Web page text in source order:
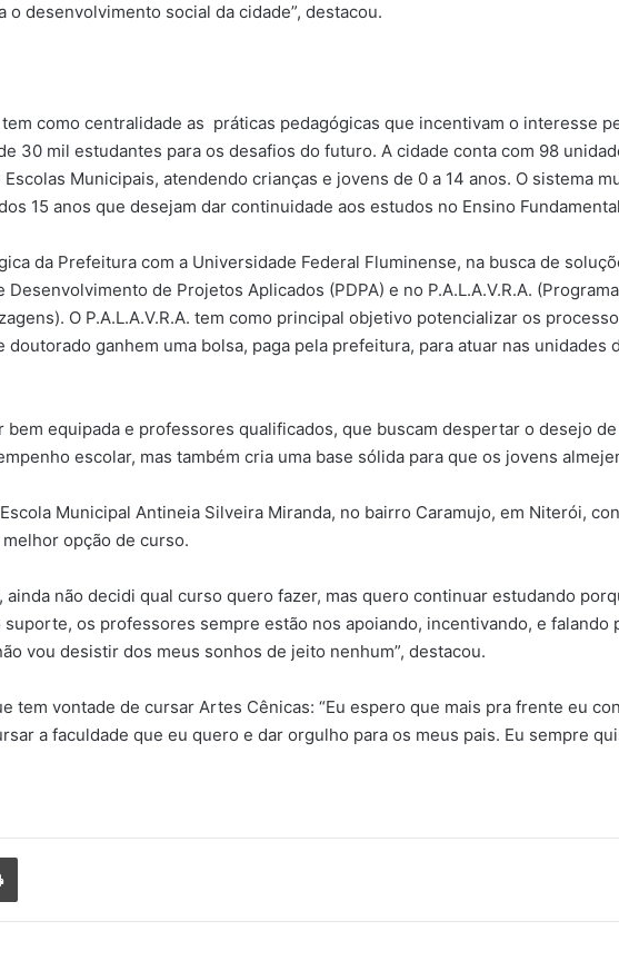
desenvolvimento social da cidade”, destacou.
como centralidade as práticas pedagógicas que incentivam o interesse
30 mil estudantes para os desafios do futuro. A cidade conta com 98
Municipais, atendendo crianças e jovens de 0 a 14 anos. O sistema
15 anos que desejam dar continuidade aos estudos no Ensino
da Prefeitura com a Universidade Federal Fluminense, na busca de
de Projetos Aplicados (PDPA) e no P.A.L.A.V.R.A.
O P.A.L.A.V.R.A. tem como principal objetivo potencializar os
ganhem uma bolsa, paga pela prefeitura, para atuar nas unidades
equipada e professores qualificados, que buscam despertar o desejo
escolar, mas também cria uma base sólida para que os jovens
Municipal Antineia Silveira Miranda, no bairro Caramujo, em Niterói,
opção de curso.
ainda não decidi qual curso quero fazer, mas quero continuar estudando
suporte, os professores sempre estão nos apoiando, incentivando, e
vou desistir dos meus sonhos de jeito nenhum”, destacou.
tem vontade de cursar Artes Cênicas: “Eu espero que mais pra frente eu
a faculdade que eu quero e dar orgulho para os meus pais. Eu sempre
Imprimir